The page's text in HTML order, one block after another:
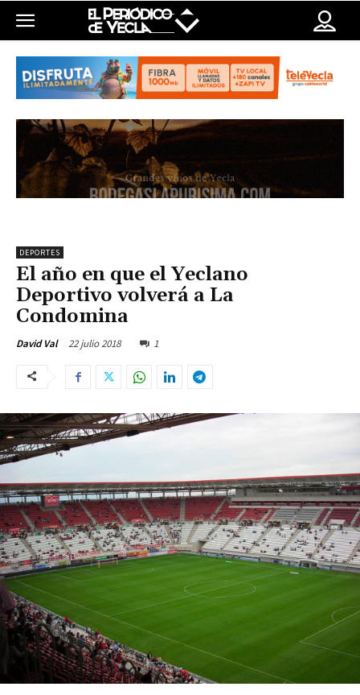
DEPORTES
El año en que el Yeclano
Deportivo volverá a La
Condomina
David Val 22 julio 2018 1